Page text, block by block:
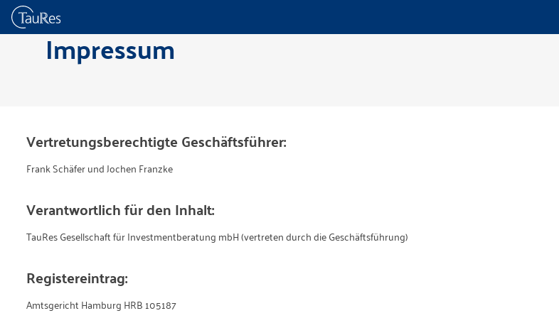
Impressum
Vertretungsberechtigte Geschäftsführer:
Frank Schäfer und Jochen Franzke
Verantwortlich für den Inhalt:
TauRes Gesellschaft für Investmentberatung mbH (vertreten durch die Geschäftsführung)
Registereintrag:
Amtsgericht Hamburg HRB 105187